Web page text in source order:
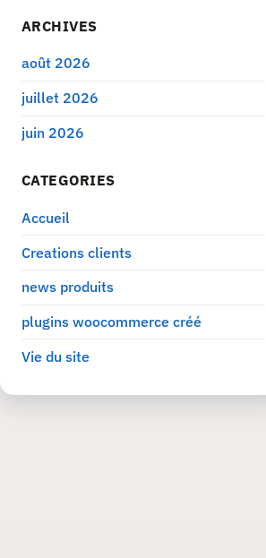
ARCHIVES
août 2026
juillet 2026
juin 2026
CATEGORIES
Accueil
Creations clients
news produits
plugins woocommerce créé
Vie du site